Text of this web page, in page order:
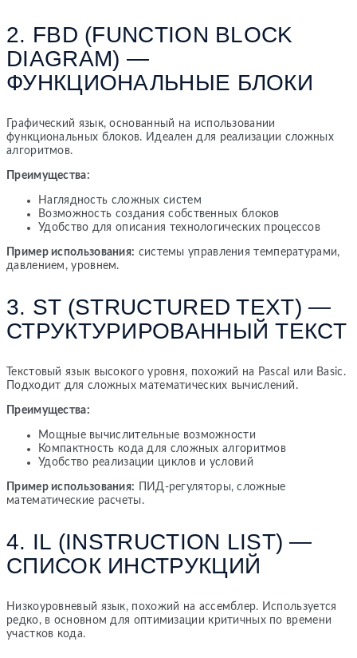
2. FBD (FUNCTION BLOCK
DIAGRAM) —
ФУНКЦИОНАЛЬНЫЕ БЛОКИ
Графический язык, основанный на использовании
функциональных блоков. Идеален для реализации сложных
алгоритмов.
Преимущества:
Наглядность сложных систем
Возможность создания собственных блоков
Удобство для описания технологических процессов
Пример использования: системы управления температурами,
давлением, уровнем.
3. ST (STRUCTURED TEXT) —
СТРУКТУРИРОВАННЫЙ ТЕКСТ
Текстовый язык высокого уровня, похожий на Pascal или Basic.
Подходит для сложных математических вычислений.
Преимущества:
Мощные вычислительные возможности
Компактность кода для сложных алгоритмов
Удобство реализации циклов и условий
Пример использования: ПИД-регуляторы, сложные
математические расчеты.
4. IL (INSTRUCTION LIST) —
СПИСОК ИНСТРУКЦИЙ
Низкоуровневый язык, похожий на ассемблер. Используется
редко, в основном для оптимизации критичных по времени
участков кода.